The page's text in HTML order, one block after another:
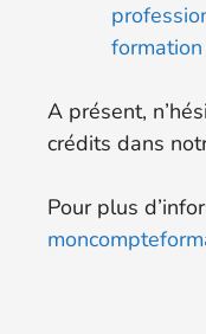
formation
A présent,
crédits dans
Pour plus